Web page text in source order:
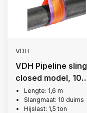
VDH
VDH Pipeline sling
closed model, 10
inchLengte: 1,6 m
Slangmaat: 10 duims
Hijslast: 1,5 ton